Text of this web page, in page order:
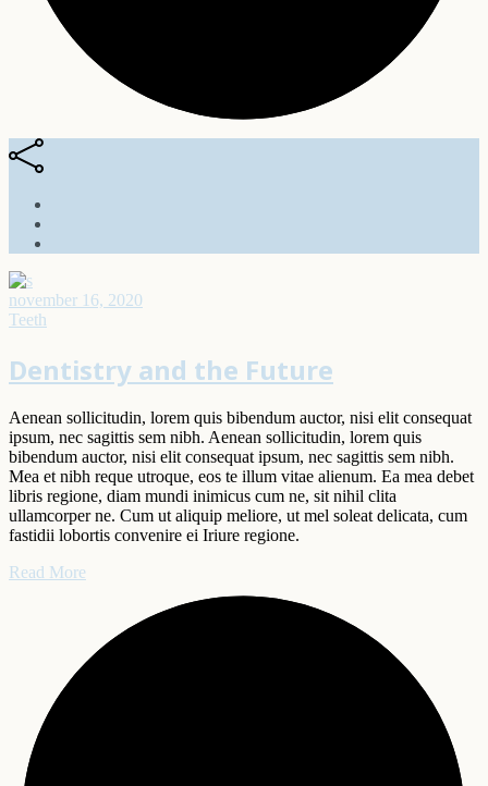
november 16, 2020
Teeth
Dentistry and the Future
Aenean sollicitudin, lorem quis bibendum auctor, nisi elit consequat
ipsum, nec sagittis sem nibh. Aenean sollicitudin, lorem quis
bibendum auctor, nisi elit consequat ipsum, nec sagittis sem nibh.
Mea et nibh reque utroque, eos te illum vitae alienum. Ea mea debet
libris regione, diam mundi inimicus cum ne, sit nihil clita
ullamcorper ne. Cum ut aliquip meliore, ut mel soleat delicata, cum
fastidii lobortis convenire ei Iriure regione.
Read More